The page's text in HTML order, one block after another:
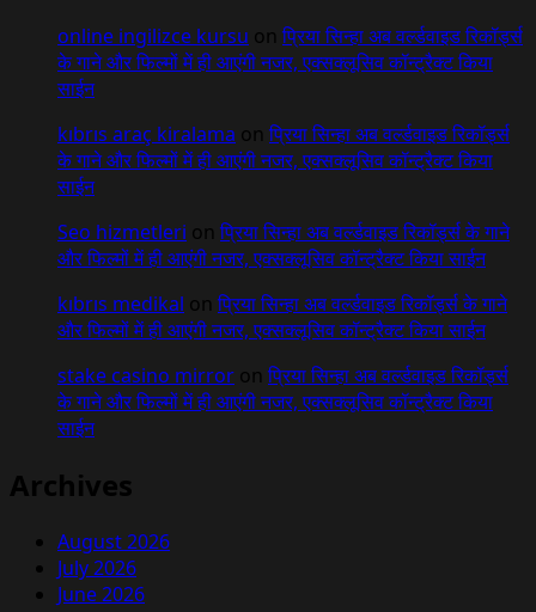
online ingilizce kursu onप्रिया सिन्हा अब वर्ल्डवाइड रिकॉर्ड्स
के गाने और फिल्मों में ही आएंगी नजर, एक्सक्लूसिव कॉन्ट्रैक्ट किया
साईन
kıbrıs araç kiralama onप्रिया सिन्हा अब वर्ल्डवाइड रिकॉर्ड्स
के गाने और फिल्मों में ही आएंगी नजर, एक्सक्लूसिव कॉन्ट्रैक्ट किया
साईन
Seo hizmetleri onप्रिया सिन्हा अब वर्ल्डवाइड रिकॉर्ड्स के गाने
और फिल्मों में ही आएंगी नजर, एक्सक्लूसिव कॉन्ट्रैक्ट किया साईन
kıbrıs medikal onप्रिया सिन्हा अब वर्ल्डवाइड रिकॉर्ड्स के गाने
और फिल्मों में ही आएंगी नजर, एक्सक्लूसिव कॉन्ट्रैक्ट किया साईन
stake casino mirror onप्रिया सिन्हा अब वर्ल्डवाइड रिकॉर्ड्स
के गाने और फिल्मों में ही आएंगी नजर, एक्सक्लूसिव कॉन्ट्रैक्ट किया
साईन
Archives
August 2026
July 2026
June 2026